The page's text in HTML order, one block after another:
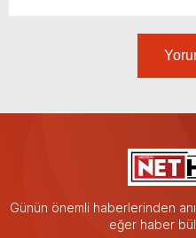
Günün önemli haberlerinden
eğer haber